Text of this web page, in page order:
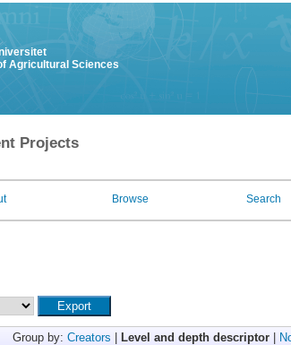
Agricultural Sciences
Projects
Browse Search
Group by: Creators Level and depth descriptor